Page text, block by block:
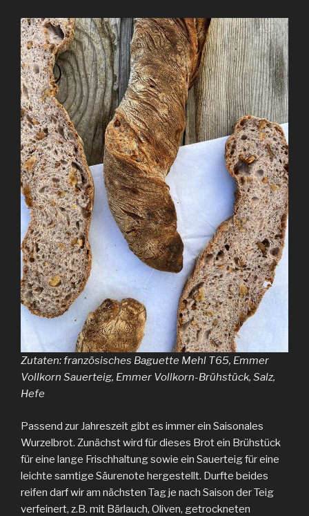
Zutaten: französisches Baguette Mehl T65, Emmer
Vollkorn Sauerteig, Emmer Vollkorn-Brühstück, Salz,
Hefe
Passend zur Jahreszeit gibt es immer ein Saisonales
Wurzelbrot. Zunächst wird für dieses Brot ein Brühstück
für eine lange Frischhaltung sowie ein Sauerteig für eine
leichte samtige Säurenote hergestellt. Durfte beides
reifen darf wir am nächsten Tag je nach Saison der Teig
verfeinert, z.B. mit Bärlauch, Oliven, getrockneten